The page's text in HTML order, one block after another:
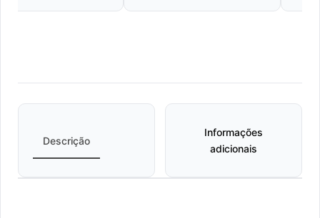
Descrição
Informações
adicionais